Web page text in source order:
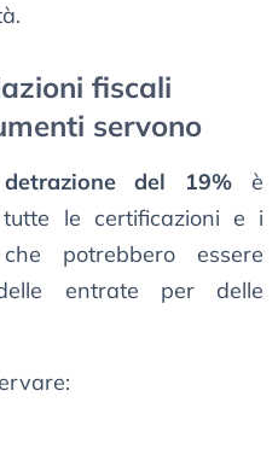
fiscali
servono
detrazione del 19% è
le certificazioni e i
potrebbero essere
entrate per delle